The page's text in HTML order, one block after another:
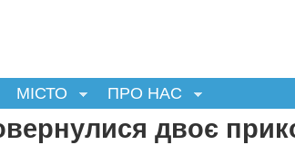
МІСТО ПРО НАС
двоє